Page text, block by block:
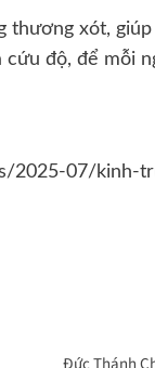
xót,
độ, để mỗi
2025-07/kinh-